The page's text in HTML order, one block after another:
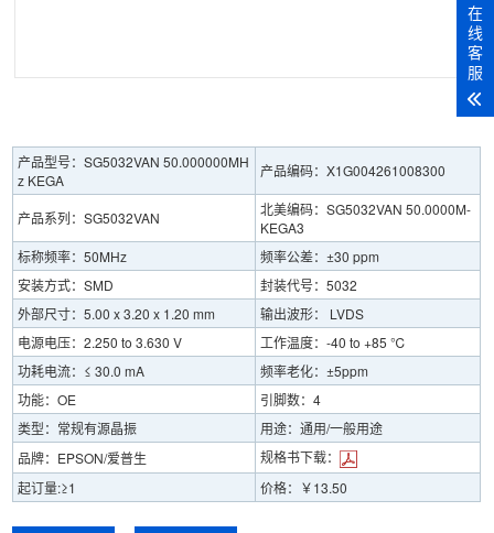
产品型号：SG5032VAN 50.000000MH
z KEGA
产品编码：X1G004261008300
产品系列：SG5032VAN
北美编码：SG5032VAN 50.0000M-
KEGA3
标称频率：50MHz
频率公差：±30 ppm
安装方式：SMD
封装代号：5032
外部尺寸：5.00 x 3.20 x 1.20 mm
输出波形： LVDS
电源电压：2.250 to 3.630 V
工作温度：-40 to +85 ℃
功耗电流：≤ 30.0 mA
频率老化：±5ppm
功能：OE
引脚数：4
类型：常规有源晶振
用途：通用/一般用途
品牌：EPSON/爱普生
规格书下载：
起订量:≥1
价格：￥13.50
在
线
客
服